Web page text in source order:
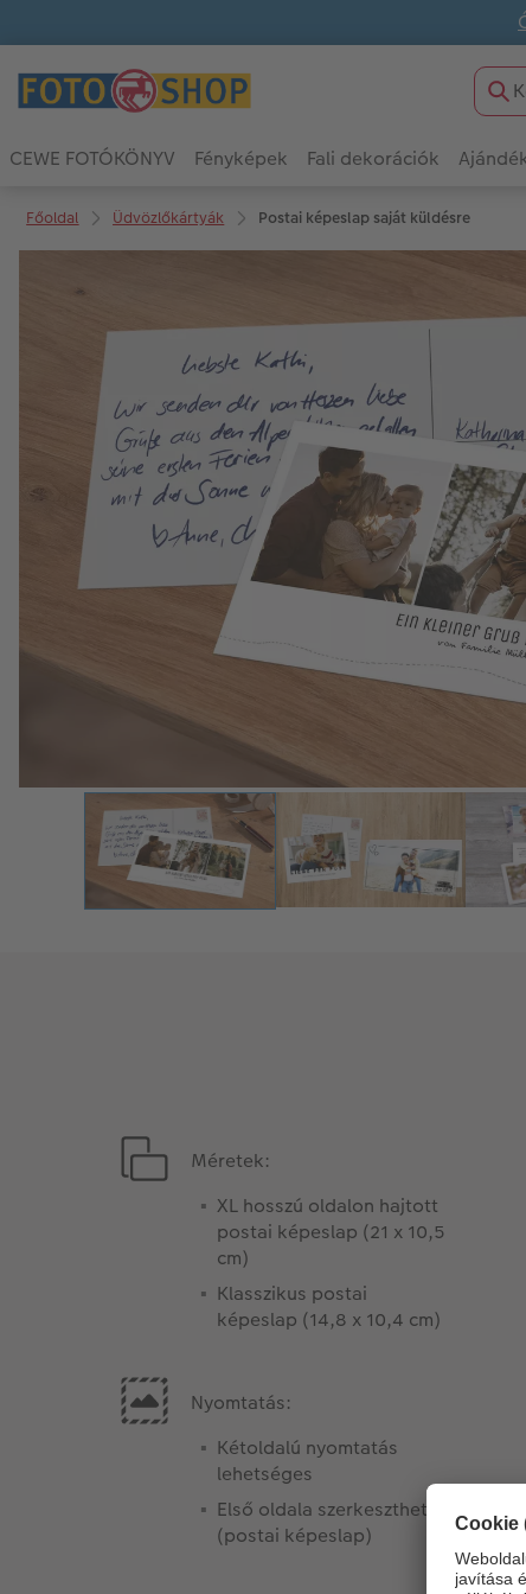
CEWE FOTÓKÖNYV Fényképek Fali dekorációk
Főoldal Üdvözlőkártyák Postai képeslap saját küldésre
Méretek:
XL hosszú oldalon hajtott
postai képeslap (21 x 10,5
cm)
Klasszikus postai
képeslap (14,8 x 10,4 cm)
Nyomtatás:
Kétoldalú nyomtatás
lehetséges
Első oldala szerkeszthető
(postai képeslap)